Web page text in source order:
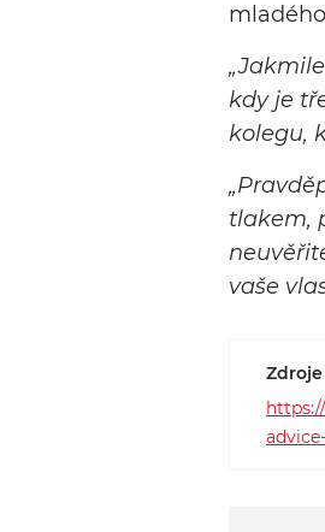
kdy je
kolegu,
tlakem,
vaše